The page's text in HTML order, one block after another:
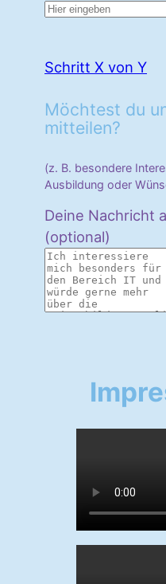
Schritt X von Y
Möchtest du
mitteilen?
(z. B. besondere
Ausbildung oder
Deine Nachricht
(optional)